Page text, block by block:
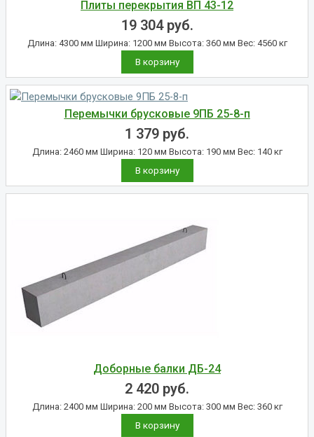
Плиты перекрытия ВП 43-12
19 304 руб.
Длина: 4300 мм Ширина: 1200 мм Высота: 360 мм Вес: 4560 кг
В корзину
Перемычки брусковые 9ПБ 25-8-п
1 379 руб.
Длина: 2460 мм Ширина: 120 мм Высота: 190 мм Вес: 140 кг
В корзину
Доборные балки ДБ-24
2 420 руб.
Длина: 2400 мм Ширина: 200 мм Высота: 300 мм Вес: 360 кг
В корзину